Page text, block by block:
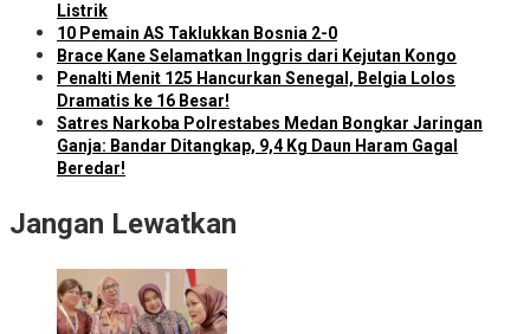
Listrik
10 Pemain AS Taklukkan Bosnia 2-0
Brace Kane Selamatkan Inggris dari Kejutan Kongo
Penalti Menit 125 Hancurkan Senegal, Belgia Lolos
Dramatis ke 16 Besar!
Satres Narkoba Polrestabes Medan Bongkar Jaringan
Ganja: Bandar Ditangkap, 9,4 Kg Daun Haram Gagal
Beredar!
Jangan Lewatkan